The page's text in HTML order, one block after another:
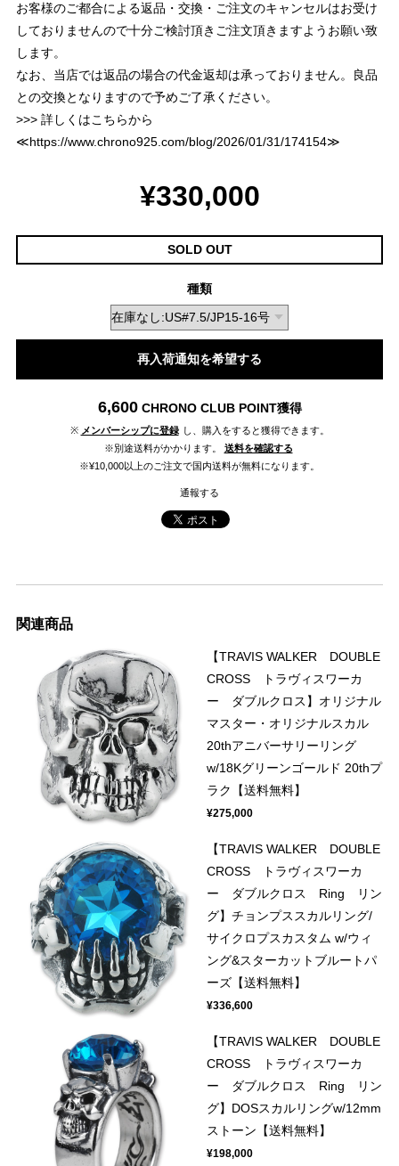
お客様のご都合による返品・交換・ご注文のキャンセルはお受け
しておりませんので十分ご検討頂きご注文頂きますようお願い致
します。
なお、当店では返品の場合の代金返却は承っておりません。良品
との交換となりますので予めご了承ください。
>>> 詳しくはこちらから
≪https://www.chrono925.com/blog/2026/01/31/174154≫
¥330,000
SOLD OUT
種類
再入荷通知を希望する
6,600 CHRONO CLUB POINT獲得
※ メンバーシップに登録 し、購入をすると獲得できます。
※別途送料がかかります。
送料を確認する
※¥10,000以上のご注文で国内送料が無料になります。
通報する
関連商品
【TRAVIS WALKER DOUBLE
CROSS トラヴィスワーカ
ー ダブルクロス】オリジナル
マスター・オリジナルスカル
20thアニバーサリーリング
w/18Kグリーンゴールド 20thプ
ラク【送料無料】
¥275,000
【TRAVIS WALKER DOUBLE
CROSS トラヴィスワーカ
ー ダブルクロス Ring リン
グ】チョンプススカルリング/
サイクロプスカスタム w/ウィ
ング&スターカットブルートパ
ーズ【送料無料】
¥336,600
【TRAVIS WALKER DOUBLE
CROSS トラヴィスワーカ
ー ダブルクロス Ring リン
グ】DOSスカルリングw/12mm
ストーン【送料無料】
¥198,000